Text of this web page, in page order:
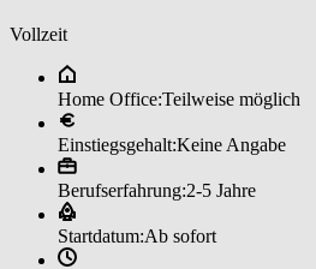
Vollzeit
Home Office:Teilweise möglich
Einstiegsgehalt:Keine Angabe
Berufserfahrung:2-5 Jahre
Startdatum:Ab sofort